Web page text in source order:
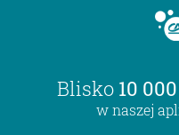
Blisko 10
w naszej